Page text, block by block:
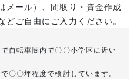
メール）、間取り・資金作成
ご自由にご入力ください。
自転車圏内で〇〇小学区に近い
〇〇坪程度で検討しています。